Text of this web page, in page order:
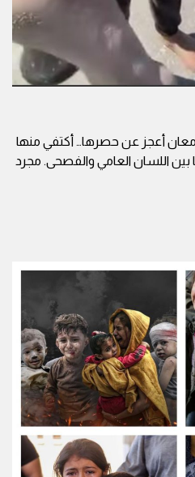
أعجز عن حصرها… أكتفي منها
بين اللسان العامي والفصحى. مجرد